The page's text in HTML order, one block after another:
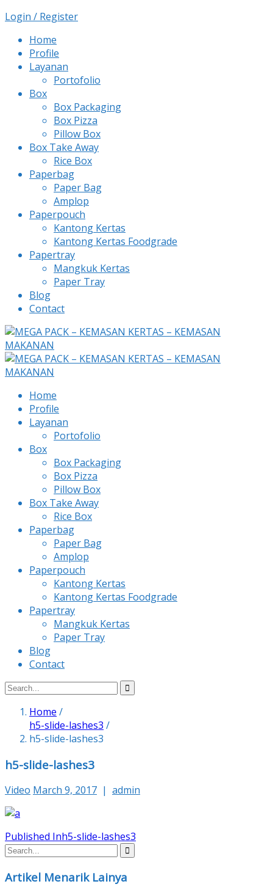
Login / Register
Home
Profile
Layanan
Portofolio
Box
Box Packaging
Box Pizza
Pillow Box
Box Take Away
Rice Box
Paperbag
Paper Bag
Amplop
Paperpouch
Kantong Kertas
Kantong Kertas Foodgrade
Papertray
Mangkuk Kertas
Paper Tray
Blog
Contact
Home
Profile
Layanan
Portofolio
Box
Box Packaging
Box Pizza
Pillow Box
Box Take Away
Rice Box
Paperbag
Paper Bag
Amplop
Paperpouch
Kantong Kertas
Kantong Kertas Foodgrade
Papertray
Mangkuk Kertas
Paper Tray
Blog
Contact
Home /
h5-slide-lashes3 /
h5-slide-lashes3
h5-slide-lashes3
Video March 9, 2017 | admin
Post
navigation
Published Inh5-slide-lashes3
Artikel Menarik Lainya